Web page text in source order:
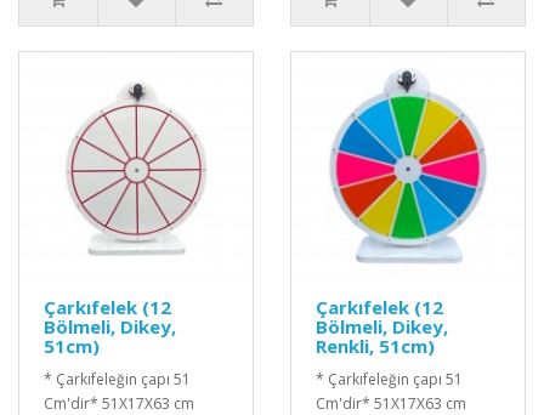
Çarkıfelek (12
Bölmeli, Dikey,
51cm)
* Çarkıfeleğin çapı 51
Cm'dir* 51X17X63 cm
Çarkıfelek (12
Bölmeli, Dikey,
Renkli, 51cm)
* Çarkıfeleğin çapı 51
Cm'dir* 51X17X63 cm